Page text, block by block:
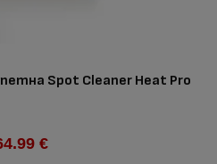
Spot Cleaner Heat Pro
€